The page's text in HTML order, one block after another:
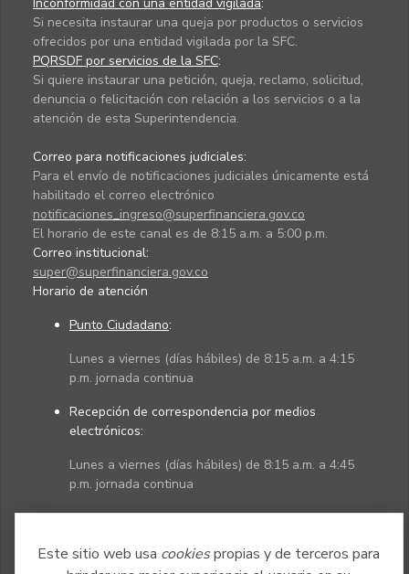
Este sitio web usa cookiespropias y de terceros para
Inconformidad con una entidad vigilada:
Si necesita instaurar una queja por productos o servicios
ofrecidos por una entidad vigilada por la SFC.
PQRSDF por servicios de la SFC:
Si quiere instaurar una petición, queja, reclamo, solicitud,
denuncia o felicitación con relación a los servicios o a la
atención de esta Superintendencia.
Correo para notificaciones judiciales:
Para el envío de notificaciones judiciales únicamente está
habilitado el correo electrónico
notificaciones_ingreso@superfinanciera.gov.co
El horario de este canal es de 8:15 a.m. a 5:00 p.m.
Correo institucional:
super@superfinanciera.gov.co
Horario de atención
Punto Ciudadano:
Lunes a viernes (días hábiles) de 8:15 a.m. a 4:15
p.m. jornada continua
Recepción de correspondencia por medios
electrónicos:
Lunes a viernes (días hábiles) de 8:15 a.m. a 4:45
p.m. jornada continua